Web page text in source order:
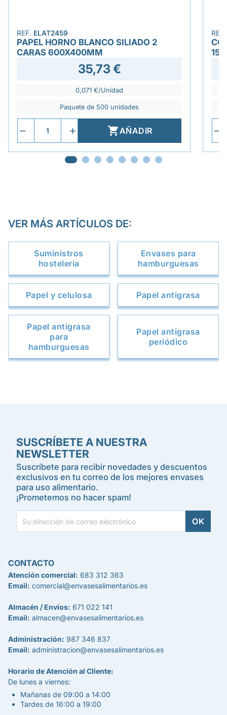
REF. ELAT2459
PAPEL HORNO BLANCO SILIADO 2
CARAS 600X400MM
35,73 €
0,071 €/Unidad
Paquete de 500 unidades
AÑADIR
VER MÁS ARTÍCULOS DE:
Suministros
hostelería
Envases para
hamburguesas
Papel y celulosa Papel antigrasa
Papel antigrasa
para
hamburguesas
Papel antigrasa
periódico
SUSCRÍBETE A NUESTRA
NEWSLETTER
Suscríbete para recibir novedades y descuentos
exclusivos en tu correo de los mejores envases
para uso alimentario.
¡Prometemos no hacer spam!
CONTACTO
Atención comercial: 683 312 363
Email: comercial@envasesalimentarios.es
Almacén / Envíos: 671 022 141
Email: almacen@envasesalimentarios.es
Administración: 987 346 837
Email: administracion@envasesalimentarios.es
Horario de Atención al Cliente:
De lunes a viernes:
Mañanas de 09:00 a 14:00
Tardes de 16:00 a 19:00